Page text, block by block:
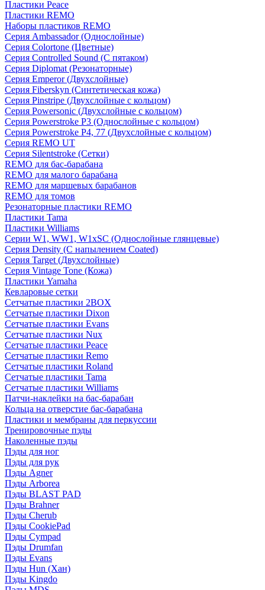
Пластики Peace
Пластики REMO
Наборы пластиков REMO
Серия Ambassador (Однослойные)
Серия Colortone (Цветные)
Серия Controlled Sound (С пятаком)
Серия Diplomat (Резонаторные)
Серия Emperor (Двухслойные)
Серия Fiberskyn (Синтетическая кожа)
Серия Pinstripe (Двухслойные с кольцом)
Серия Powersonic (Двухслойные с кольцом)
Серия Powerstroke P3 (Однослойные с кольцом)
Серия Powerstroke P4, 77 (Двухслойные с кольцом)
Серия REMO UT
Серия Silentstroke (Сетки)
REMO для бас-барабана
REMO для малого барабана
REMO для маршевых барабанов
REMO для томов
Резонаторные пластики REMO
Пластики Tama
Пластики Williams
Серии W1, WW1, W1xSC (Однослойные глянцевые)
Серия Density (C напылением Coated)
Серия Target (Двухслойные)
Серия Vintage Tone (Кожа)
Пластики Yamaha
Кевларовые сетки
Сетчатые пластики 2BOX
Сетчатые пластики Dixon
Сетчатые пластики Evans
Сетчатые пластики Nux
Сетчатые пластики Peace
Сетчатые пластики Remo
Сетчатые пластики Roland
Сетчатые пластики Tama
Сетчатые пластики Williams
Патчи-наклейки на бас-барабан
Кольца на отверстие бас-барабана
Пластики и мембраны для перкуссии
Тренировочные пэды
Наколенные пэды
Пэды для ног
Пэды для рук
Пэды Agner
Пэды Arborea
Пэды BLAST PAD
Пэды Brahner
Пэды Cherub
Пэды CookiePad
Пэды Cympad
Пэды Drumfan
Пэды Evans
Пэды Hun (Хан)
Пэды Kingdo